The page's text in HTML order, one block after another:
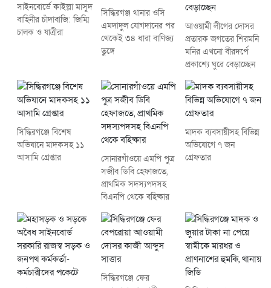
সাইনবোর্ডে কাইল্লা মাসুদ
বাহিনীর চাঁদাবাজি: জিম্মি
চালক ও যাত্রীরা
সিদ্ধিরগঞ্জ থানার ওসি
এমদাদুল যোগদানের পর
থেকেই ৩৪ ধারা বাণিজ্য
তুঙ্গে
আওয়ামী লীগের দোসর
প্রতারক জগতের শিরমনি
মনির এখনো বীরদর্পে
প্রকাশ্যে ঘুরে বেড়াচ্ছেন
সিদ্ধিরগঞ্জে বিশেষ
অভিযানে মাদকসহ ১১
আসামি গ্রেপ্তার
সোনারগাঁওয়ে এমপি পুত্র
সজীব ডিবি হেফাজতে,
প্রাথমিক সদস্যপদসহ
বিএনপি থেকে বহিষ্কার
মাদক ব্যবসায়ীসহ বিভিন্ন
অভিযোগে ৭ জন
গ্রেফতার
সিদ্ধিরগঞ্জে ফের